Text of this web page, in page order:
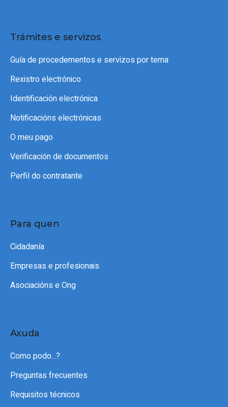
Trámites e servizos
Guía de procedementos e servizos por tema
Rexistro electrónico
Identificación electrónica
Notificacións electrónicas
O meu pago
Verificación de documentos
Perfil do contratante
Para quen
Cidadanía
Empresas e profesionais
Asociacións e Ong
Axuda
Como podo...?
Preguntas frecuentes
Requisitos técnicos